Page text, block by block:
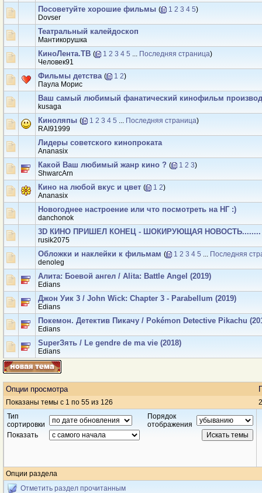
Посоветуйте хорошие фильмы ( 1 2 3 4 5)
Dovser
Театральный калейдоскоп
Мантикорушка
КиноЛента.ТB ( 1 2 3 4 5 ... Последняя страница)
Человек91
Фильмы детства ( 1 2)
Паула Морис
Ваш самый любимый фанатический кинофильм
kusaga
Киноляпы ( 1 2 3 4 5 ... Последняя страница)
RAI91999
Лидеры советского кинопроката
Ananasix
Какой Ваш любимый жанр кино ? ( 1 2 3)
ShwarcArn
Кино на любой вкус и цвет ( 1 2)
Ananasix
Новогоднее настроение или что посмотреть на НГ :)
danchonok
3D КИНО ПРИШЕЛ КОНЕЦ - ШОКИРУЮЩАЯ НОВОСТЬ........
rusik2075
Обложки и наклейки к фильмам ( 1 2 3 4 5 ... Последняя
denoleg
Алита: Боевой ангел / Alita: Battle Angel (2019)
Edians
Джон Уик 3 / John Wick: Chapter 3 - Parabellum (2019)
Edians
Покемон. Детектив Пикачу / Pokémon Detective Pikachu
Edians
SuperЗять / Le gendre de ma vie (2018)
Edians
Опции просмотра
Показаны темы с 1 по 55 из 126
Тип
сортировки
Порядок
отображения
Показать
Опции раздела
Отметить раздел прочитанным